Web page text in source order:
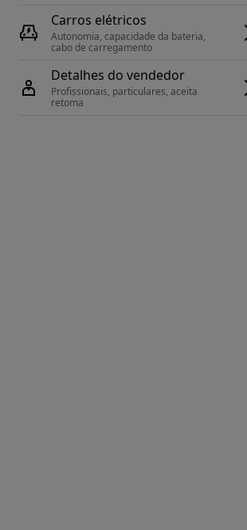
Carros elétricos
Autonomia, capacidade da bateria,
cabo de carregamento
Detalhes do vendedor
Profissionais, particulares, aceita
retoma